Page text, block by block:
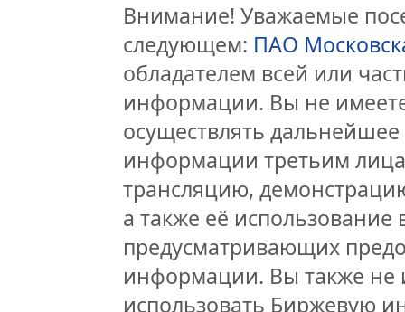
Внимание! Уважаемые
следующем: ПАО
обладателем всей или
информации. Вы не
осуществлять
информации третьим
трансляцию,
а также её
предусматривающих
информации. Вы также не
использовать Биржевую